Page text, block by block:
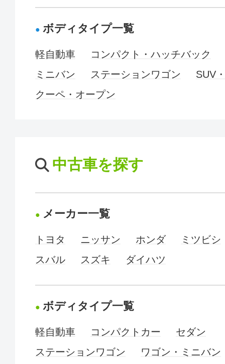
ボディタイプ一覧
軽自動車
コンパクト・ハッチバック
ミニバン
ステーションワゴン
SUV
クーペ・オープン
中古車を探す
メーカー一覧
トヨタ ニッサン ホンダ
ミツビシ
スバル
スズキ ダイハツ
ボディタイプ一覧
軽自動車 コンパクトカー
セダン
ステーションワゴン
ワゴン・ミニバン